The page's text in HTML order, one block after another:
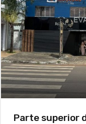
Parte superior